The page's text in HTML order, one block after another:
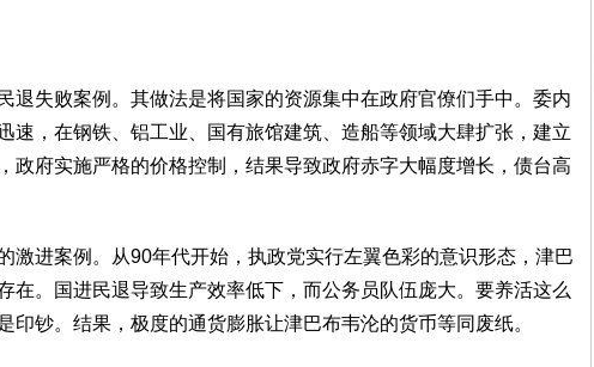
失败案例。其做法是将国家的资源集中在政府官僚们手中。委内
速，在钢铁、铝工业、国有旅馆建筑、造船等领域大肆扩张，建立
政府实施严格的价格控制，结果导致政府赤字大幅度增长，债台高
进案例。从90年代开始，执政党实行左翼色彩的意识形态，津巴
在。国进民退导致生产效率低下，而公务员队伍庞大。要养活这么
印钞。结果，极度的通货膨胀让津巴布韦沦的货币等同废纸。